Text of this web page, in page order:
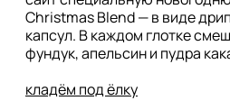
Christmas Blend — в виде
капсул. В каждом глотке
фундук, апельсин и пудра
кладём под ёлку